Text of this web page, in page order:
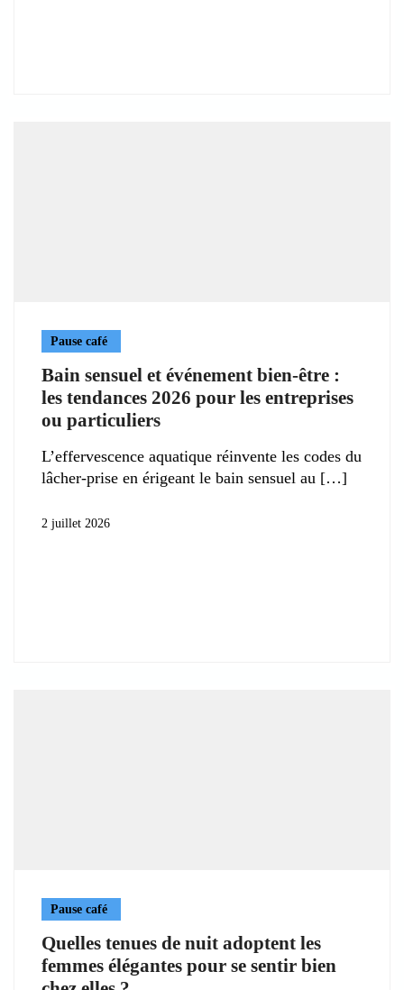
Pause café
Bain sensuel et événement bien-être :
les tendances 2026 pour les entreprises
ou particuliers
L’effervescence aquatique réinvente les codes du
lâcher-prise en érigeant le bain sensuel au
2 juillet 2026
Pause café
Quelles tenues de nuit adoptent les
femmes élégantes pour se sentir bien